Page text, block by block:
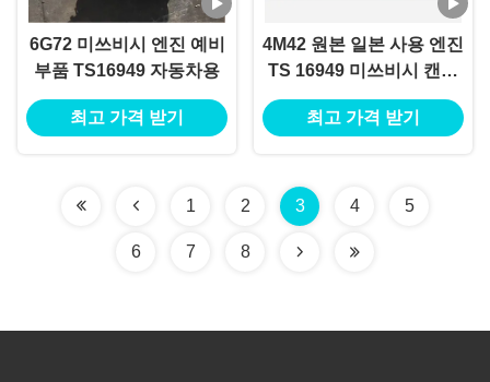
6G72 미쓰비시 엔진 예비
부품 TS16949 자동차용
최고 가격 받기
4M42 원본 일본 사용 엔진
TS 16949 미쓰비시 캔터
트럭
최고 가격 받기
1 2 3 4 5
6 7 8